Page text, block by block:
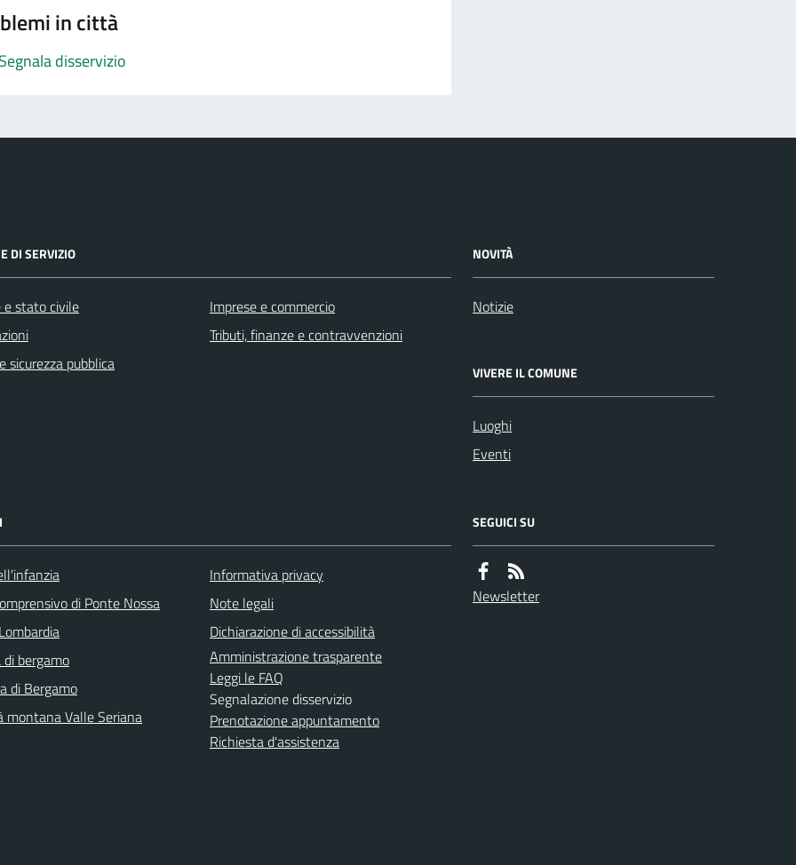
in città
Segnala disservizio
DI SERVIZIO
e stato civile
sicurezza pubblica
Imprese e commercio
Tributi, finanze e contravvenzioni
NOVITÀ
Notizie
VIVERE IL COMUNE
Luoghi
Eventi
di Ponte Nossa
bergamo
di Bergamo
montana Valle Seriana
Informativa privacy
Note legali
Dichiarazione di accessibilità
Amministrazione trasparente
Leggi le FAQ
Segnalazione disservizio
Prenotazione appuntamento
Richiesta d'assistenza
SEGUICI SU
Newsletter